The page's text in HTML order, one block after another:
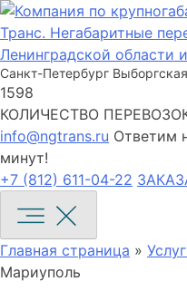
Санкт-Петербург
1598
КОЛИЧЕСТВО
info@ngtrans.ru Ответим
минут!
+7 (812) 611-04-22
Главная страница »
Мариуполь